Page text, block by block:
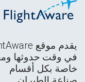
في وقت حدوثها
خاصة بكل أقسام